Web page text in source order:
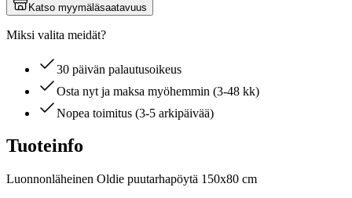
Katso myymäläsaatavuus
Miksi valita meidät?
30 päivän palautusoikeus
Osta nyt ja maksa myöhemmin (3-48 kk)
Nopea toimitus (3-5 arkipäivää)
Tuoteinfo
Luonnonläheinen Oldie puutarhapöytä 150x80 cm